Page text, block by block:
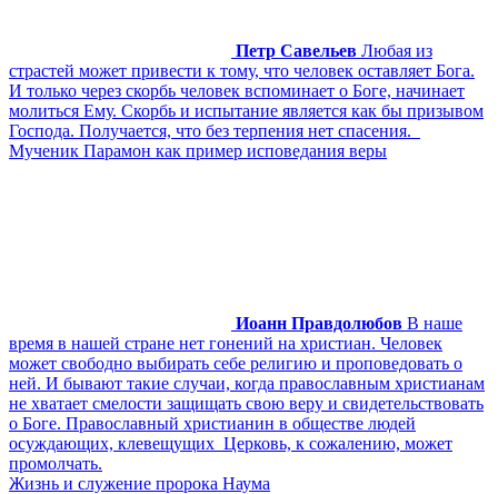
Петр Савельев Любая из
страстей может привести к тому, что человек оставляет Бога.
И только через скорбь человек вспоминает о Боге, начинает
молиться Ему. Скорбь и испытание является как бы призывом
Господа. Получается, что без терпения нет спасения.
Мученик Парамон как пример исповедания веры
Иоанн Правдолюбов В наше
время в нашей стране нет гонений на христиан. Человек
может свободно выбирать себе религию и проповедовать о
ней. И бывают такие случаи, когда православным христианам
не хватает смелости защищать свою веру и свидетельствовать
о Боге. Православный христианин в обществе людей
осуждающих, клевещущих Церковь, к сожалению, может
промолчать.
Жизнь и служение пророка Наума